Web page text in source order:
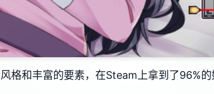
格和丰富的要素，在Steam上拿到了​​96%